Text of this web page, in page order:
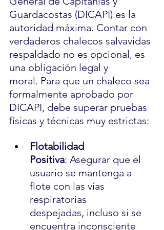
Guardacostas (DICAPI) es la
autoridad máxima. Contar con
verdaderos chalecos salvavidas
respaldado no es opcional, es
una obligación legal y
moral. Para que un chaleco sea
formalmente aprobado por
DICAPI, debe superar pruebas
físicas y técnicas muy estrictas:
Flotabilidad
Positiva: Asegurar que el
usuario se mantenga a
flote con las vías
respiratorias
despejadas, incluso si se
encuentra inconsciente